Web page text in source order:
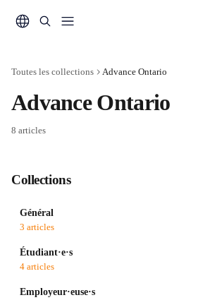
Toutes les collections Advance Ontario
Advance Ontario
8 articles
Collections
Général
3 articles
Étudiant·e·s
4 articles
Employeur·euse·s